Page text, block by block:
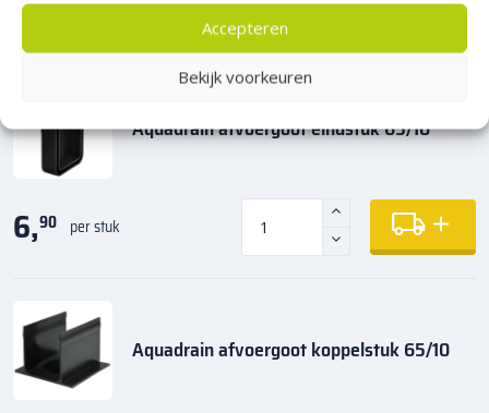
Accepteren
Bekijk voorkeuren
Producten die matchen bij dit product en benodigdheden
Aquadrain afvoergoot eindstuk 65/10
6,90 per stuk
Aquadrain afvoergoot koppelstuk 65/10